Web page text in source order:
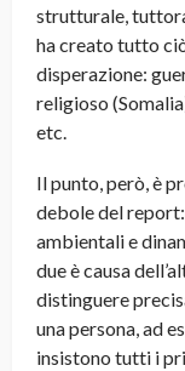
strutturale,
ha creato tutto
disperazione:
religioso
etc.
Il punto, però, è
debole del report
ambientali e
due è causa
distinguere
una persona, ad
insistono tutti i